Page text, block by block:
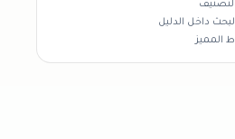
داخل الدليل
المميز